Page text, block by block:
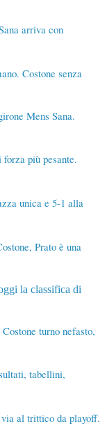
arriva con
Costone senza
Mens Sana.
più pesante.
unica e 5-1 alla
Prato è una
la classifica di
turno nefasto,
tabellini,
al trittico da playoff.